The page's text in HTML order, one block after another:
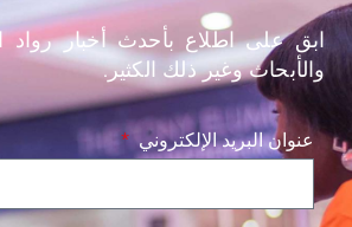
ابق على اطلاع بأحدث أخبار رواد
والأبحاث وغير ذلك الكثير.
عنوان البريد الإلكتروني